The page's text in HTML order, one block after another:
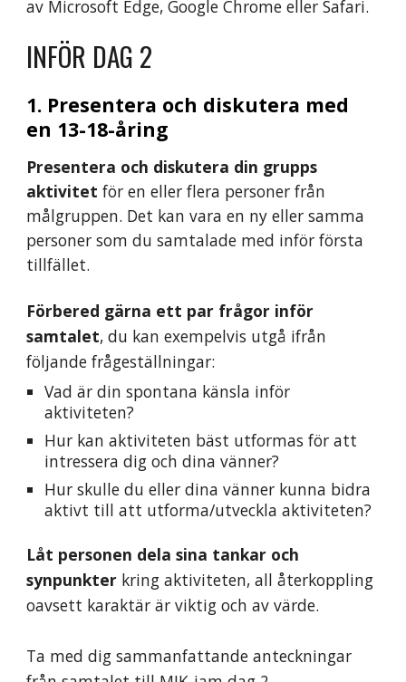
av Microsoft Edge, Google Chrome eller Safari.
INFÖR DAG 2
1. Presentera och diskutera med
en 13-18-åring
Presentera och diskutera din grupps
aktivitet för en eller flera personer från
målgruppen. Det kan vara en ny eller samma
personer som du samtalade med inför första
tillfället.
Förbered gärna ett par frågor inför
samtalet, du kan exempelvis utgå ifrån
följande frågeställningar:
Vad är din spontana känsla inför
aktiviteten?
Hur kan aktiviteten bäst utformas för att
intressera dig och dina vänner?
Hur skulle du eller dina vänner kunna bidra
aktivt till att utforma/utveckla aktiviteten?
Låt personen dela sina tankar och
synpunkter kring aktiviteten, all återkoppling
oavsett karaktär är viktig och av värde.
Ta med dig sammanfattande anteckningar